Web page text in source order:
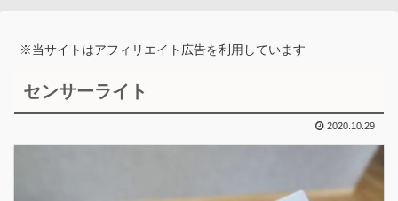
※当サイトはアフィリエイト広告を利用しています
センサーライト
2020.10.29